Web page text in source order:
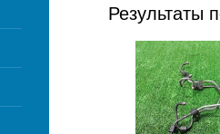
Результаты